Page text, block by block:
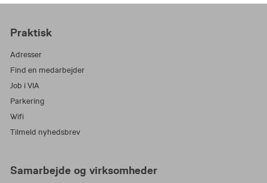
Praktisk
Adresser
Find en medarbejder
Job i VIA
Parkering
Wifi
Tilmeld nyhedsbrev
Samarbejde og virksomheder